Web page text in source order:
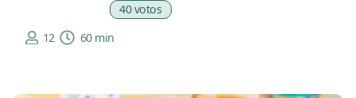
40 votos
12
60 min